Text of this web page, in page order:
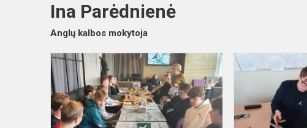
Ina Parėdnienė
Anglų kalbos mokytoja
Anglų
kalbos
pamoka
kavinėje